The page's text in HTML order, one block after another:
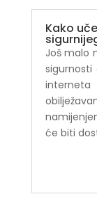
Kako
Još malo
će biti